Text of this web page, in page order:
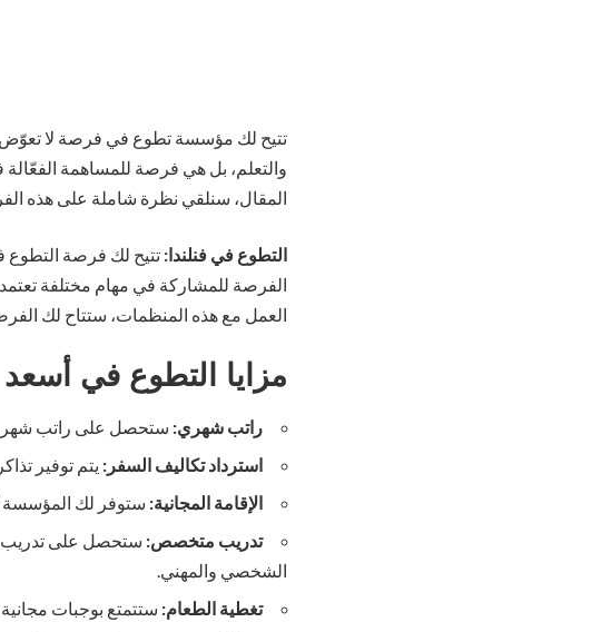
تتيح لك مؤسسة تطوع في فرصة لا تعوّض
والتعلم، بل هي فرصة للمساهمة
المقال، سنلقي نظرة شاملة على هذه
التطوع في فنلندا: تتيح لك فرصة التطوع
الفرصة للمشاركة في مهام مختلفة
العمل مع هذه المنظمات، ستتاح لك
مزايا التطوع في أسعد
راتب شهري: ستحصل على راتب شهري
استرداد تكاليف السفر: يتم توفير
الإقامة المجانية: ستوفر لك المؤسسة
تدريب متخصص: ستحصل على تدريب
الشخصي والمهني.
تغطية الطعام: ستتمتع بوجبات